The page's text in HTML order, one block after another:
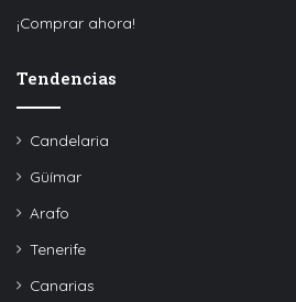
¡Comprar ahora!
Tendencias
Candelaria
Güímar
Arafo
Tenerife
Canarias